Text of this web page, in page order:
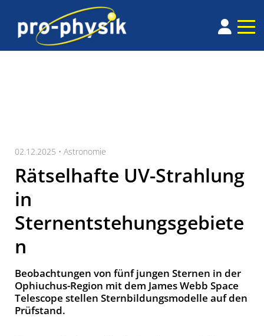
02.12.2025 • Astronomie
Rätselhafte UV-Strahlung
in
Sternentstehungsgebiete
n
Beobachtungen von fünf jungen Sternen in der
Ophiuchus-Region mit dem James Webb Space
Telescope stellen Sternbildungsmodelle auf den
Prüfstand.